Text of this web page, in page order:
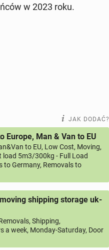
w 2023 roku.
JAK DODAĆ?
Europe, Man & Van to EU
to EU, Low Cost, Moving,
load 5m3/300kg - Full Load
to Germany, Removals to
shipping storage uk-
Shipping,
a week, Monday-Saturday, Door